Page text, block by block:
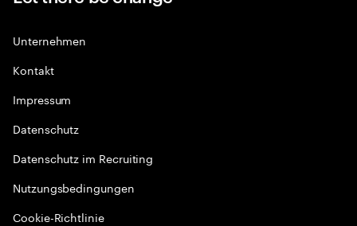
Unternehmen
Kontakt
Impressum
Datenschutz
Datenschutz im Recruiting
Nutzungsbedingungen
Cookie-Richtlinie